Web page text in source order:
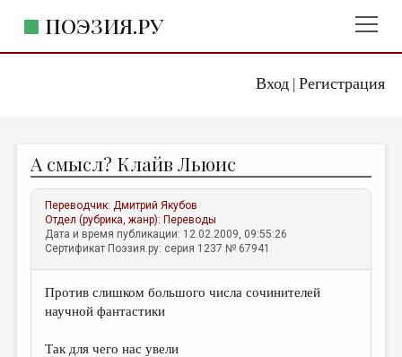
Вход| Регистрация
ПОЭЗИЯ.РУ
ЖАНРЫ
АВТОРЫ
КОММЕНТАРИИ
ЛИТСАЛОН
НОВОСТИ
А смысл? Клайв Льюис
Переводчик:Дмитрий Якубов
Отдел (рубрика, жанр): Переводы
Дата и время публикации: 12.02.2009, 09:55:26
Сертификат Поэзия.ру: серия 1237 № 67941
Против слишком большого числа сочинителей
научной фантастики
Так для чего нас увели